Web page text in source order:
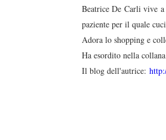
Beatrice De Carli vive
paziente per il quale
Adora lo shopping e
Ha esordito nella
Il blog dell'autrice: